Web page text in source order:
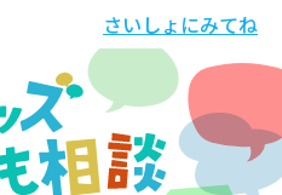
さいしょにみてね